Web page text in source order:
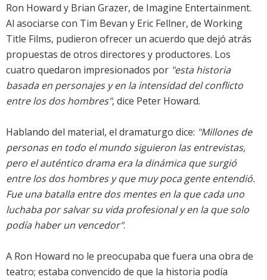
Ron Howard y Brian Grazer, de Imagine Entertainment.
Al asociarse con Tim Bevan y Eric Fellner, de Working
Title Films, pudieron ofrecer un acuerdo que dejó atrás
propuestas de otros directores y productores. Los
cuatro quedaron impresionados por "esta historia
basada en personajes y en la intensidad del conflicto
entre los dos hombres", dice Peter Howard.
Hablando del material, el dramaturgo dice: "Millones de
personas en todo el mundo siguieron las entrevistas,
pero el auténtico drama era la dinámica que surgió
entre los dos hombres y que muy poca gente entendió.
Fue una batalla entre dos mentes en la que cada uno
luchaba por salvar su vida profesional y en la que solo
podía haber un vencedor".
A Ron Howard no le preocupaba que fuera una obra de
teatro; estaba convencido de que la historia podía